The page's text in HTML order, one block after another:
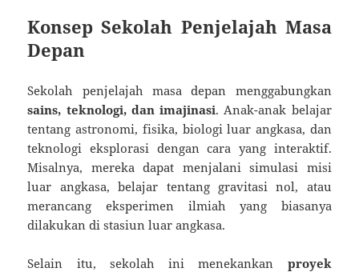
Konsep Sekolah Penjelajah Masa
Depan
Sekolah penjelajah masa depan menggabungkan
sains, teknologi, dan imajinasi. Anak-anak belajar
tentang astronomi, fisika, biologi luar angkasa, dan
teknologi eksplorasi dengan cara yang interaktif.
Misalnya, mereka dapat menjalani simulasi misi
luar angkasa, belajar tentang gravitasi nol, atau
merancang eksperimen ilmiah yang biasanya
dilakukan di stasiun luar angkasa.
Selain itu, sekolah ini menekankan proyek